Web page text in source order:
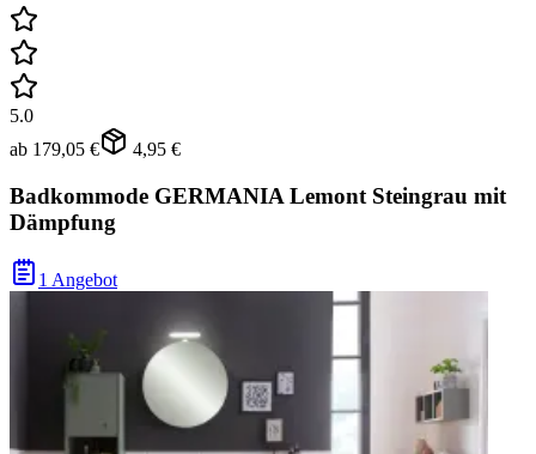
5.0
ab 179,05 € 4,95 €
Badkommode GERMANIA Lemont Steingrau mit
Dämpfung
1 Angebot